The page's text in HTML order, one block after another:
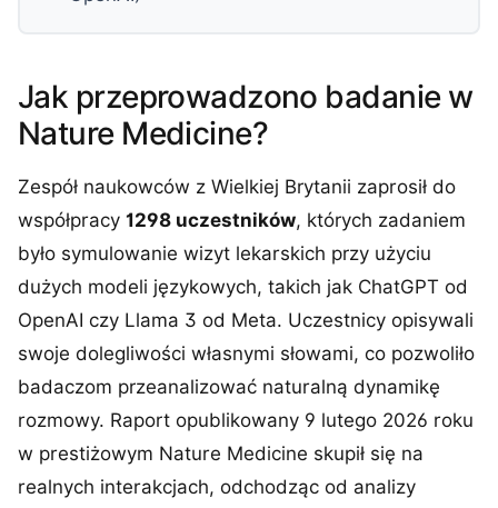
Jak przeprowadzono badanie w
Nature Medicine?
Zespół naukowców z Wielkiej Brytanii zaprosił do
współpracy 1298 uczestników, których zadaniem
było symulowanie wizyt lekarskich przy użyciu
dużych modeli językowych, takich jak ChatGPT od
OpenAI czy Llama 3 od Meta. Uczestnicy opisywali
swoje dolegliwości własnymi słowami, co pozwoliło
badaczom przeanalizować naturalną dynamikę
rozmowy. Raport opublikowany 9 lutego 2026 roku
w prestiżowym Nature Medicine skupił się na
realnych interakcjach, odchodząc od analizy